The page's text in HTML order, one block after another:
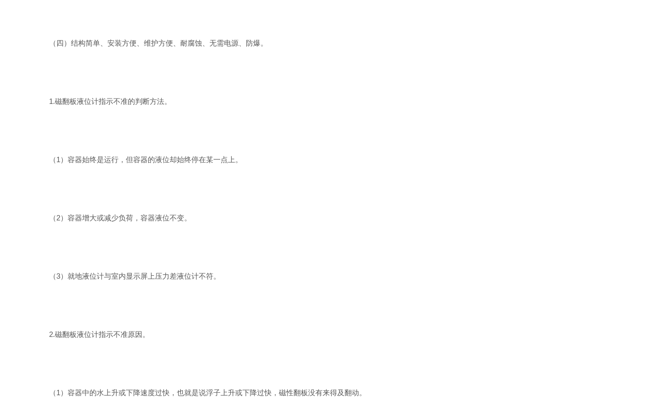
（四）结构简单、安装方便、维护方便、耐腐蚀、无需电源、防爆。
1.磁翻板液位计指示不准的判断方法。
（1）容器始终是运行，但容器的液位却始终停在某一点上。
（2）容器增大或减少负荷，容器液位不变。
（3）就地液位计与室内显示屏上压力差液位计不符。
2.磁翻板液位计指示不准原因。
（1）容器中的水上升或下降速度过快，也就是说浮子上升或下降过快，磁性翻板没有来得及翻动。